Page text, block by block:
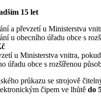
15 let
a převzetí u Ministerstva
u obecního úřadu obce s
u Ministerstva vnitra,
úřadu obce s rozšířenou
průkazu se strojově
čipem ve lhůtě do